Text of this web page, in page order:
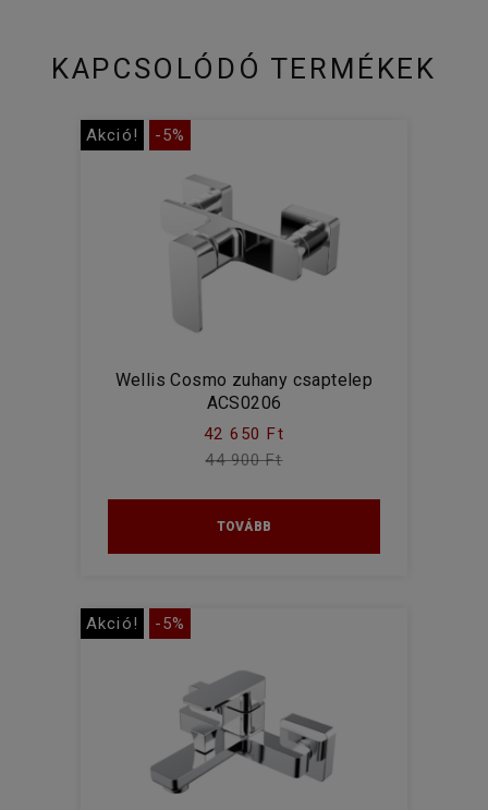
KAPCSOLÓDÓ TERMÉKEK
Akció! -5%
Wellis Cosmo zuhany csaptelep
ACS0206
42 650 Ft
44 900 Ft
TOVÁBB
Akció! -5%